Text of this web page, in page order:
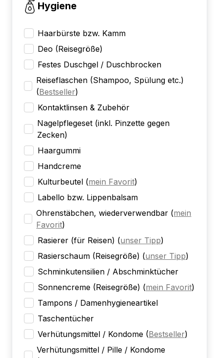
Hygiene
Haarbürste bzw. Kamm
Deo (Reisegröße)
Festes Duschgel / Duschbrocken
Reiseflaschen (Shampoo, Spülung etc.)
(Bestseller)
Kontaktlinsen & Zubehör
Nagelpflegeset (inkl. Pinzette gegen
Zecken)
Haargummi
Handcreme
Kulturbeutel (mein Favorit)
Labello bzw. Lippenbalsam
Ohrenstäbchen, wiederverwendbar (mein
Favorit)
Rasierer (für Reisen) (unser Tipp)
Rasierschaum (Reisegröße) (unser Tipp)
Schminkutensilien / Abschminktücher
Sonnencreme (Reisegröße) (mein Favorit)
Tampons / Damenhygieneartikel
Taschentücher
Verhütungsmittel / Kondome (Bestseller)
Verhütungsmittel / Pille / Kondome